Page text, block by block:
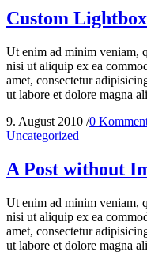
Custom
Ut enim ad minim veniam,
nisi ut aliquip ex ea
amet, consectetur
ut labore et dolore magna
9. August 2010 /0
Uncategorized
A Post without
Ut enim ad minim veniam,
nisi ut aliquip ex ea
amet, consectetur
ut labore et dolore magna